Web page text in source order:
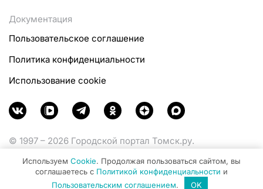
Документация
Пользовательское соглашение
Политика конфиденциальности
Использование cookie
© 1997 – 2026 Городской портал Томск.ру.
Министерства цифрового развития, связи и массовых
коммуникаций Российской Федерации.
Используем Cookie. Продолжая пользоваться сайтом, вы
соглашаетесь с Политикой конфиденциальности и
Пользовательским соглашением. OK